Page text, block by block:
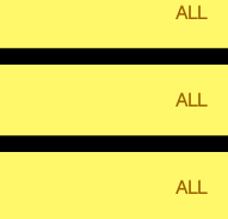
ALL
ALL
ALL